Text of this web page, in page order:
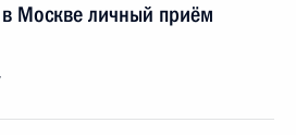
Москве личный приём